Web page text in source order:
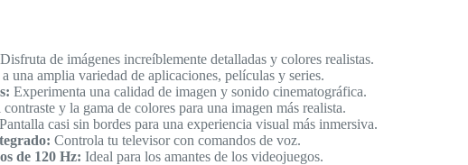
Disfruta de imágenes increíblemente detalladas y colores realistas.
una amplia variedad de aplicaciones, películas y series.
Experimenta una calidad de imagen y sonido cinematográfica.
y la gama de colores para una imagen más realista.
Pantalla casi sin bordes para una experiencia visual más inmersiva.
Controla tu televisor con comandos de voz.
de 120 Hz: Ideal para los amantes de los videojuegos.